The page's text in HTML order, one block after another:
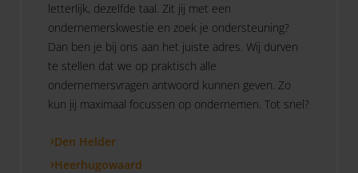
letterlijk, dezelfde taal. Zit jij met een
ondernemerskwestie en zoek je ondersteuning?
Dan ben je bij ons aan het juiste adres. Wij durven
te stellen dat we op praktisch alle
ondernemersvragen antwoord kunnen geven. Zo
kun jij maximaal focussen op ondernemen. Tot snel?
Den Helder
Heerhugowaard